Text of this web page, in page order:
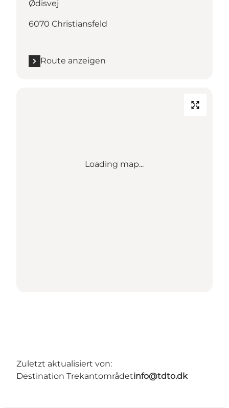
Ødisvej
6070 Christiansfeld
Route anzeigen
Loading map...
Zuletzt aktualisiert von:
Destination Trekantområdetinfo@tdto.dk